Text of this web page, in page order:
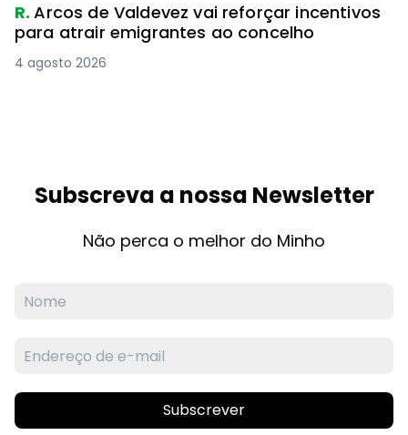
R.Arcos de Valdevez vai reforçar incentivos
para atrair emigrantes ao concelho
4 agosto 2026
Subscreva a nossa Newsletter
Não perca o melhor do Minho
Subscrever